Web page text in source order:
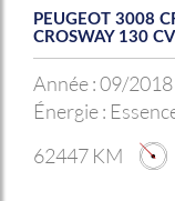
PEUGEOT 3008
CROSWAY 130
Année :09/2018
Énergie :
62447 KM